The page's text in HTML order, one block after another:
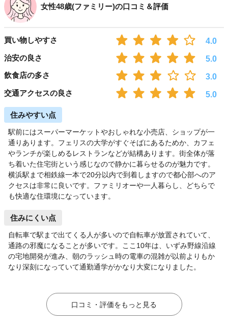
女性48歳(ファミリー)の口コミ＆評価
買い物しやすさ
4.0
治安の良さ
5.0
飲食店の多さ
3.0
交通アクセスの良さ
5.0
住みやすい点
駅前にはスーパーマーケットやおしゃれな小売店、ショップが一
通りあります。フェリスの大学がすぐそばにあるためか、カフェ
やランチが楽しめるレストランなどが結構あります。街全体が落
ち着いた住宅街という感じなので静かに暮らせるのが魅力です。
横浜駅まで相鉄線一本で20分以内で到着しますので都心部へのア
クセスは非常に良いです。ファミリオーや一人暮らし、どちらで
も快適な住環境になっています。
住みにくい点
自転車で駅まで出てくる人が多いので自転車が放置されていて、
通路の邪魔になることが多いです。ここ10年は、いずみ野線沿線
の宅地開発が進み、朝のラッシュ時の電車の混雑が以前よりもか
なり深刻になっていて通勤通学がかなり大変になりました。
口コミ・評価をもっと見る